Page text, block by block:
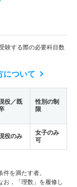
験する際の必要科目数
について
役／既
性別の制
限
役のみ
女子のみ
可
を満たす者。
お，「理数」を履修し